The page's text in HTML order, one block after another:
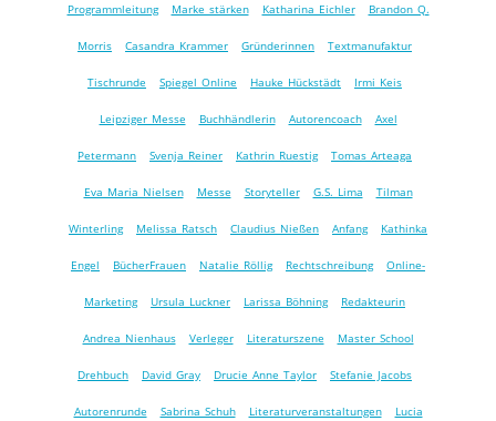
Programmleitung Marke stärken Katharina Eichler Brandon Q.
Morris Casandra Krammer Gründerinnen Textmanufaktur
Tischrunde Spiegel Online Hauke Hückstädt Irmi Keis
Leipziger Messe Buchhändlerin Autorencoach Axel
Petermann Svenja Reiner Kathrin Ruestig Tomas Arteaga
Eva Maria Nielsen Messe Storyteller G.S. Lima Tilman
Winterling Melissa Ratsch Claudius Nießen Anfang Kathinka
Engel BücherFrauen Natalie Röllig Rechtschreibung Online-
Marketing Ursula Luckner Larissa Böhning Redakteurin
Andrea Nienhaus Verleger Literaturszene Master School
Drehbuch David Gray Drucie Anne Taylor Stefanie Jacobs
Autorenrunde Sabrina Schuh Literaturveranstaltungen Lucia